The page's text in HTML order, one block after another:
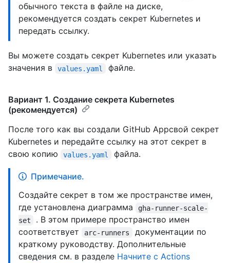
обычного текста в файле на диске,
рекомендуется создать секрет Kubernetes и
передать ссылку.
Вы можете создать секрет Kubernetes или указать
значения в
values.yaml файле.
Вариант 1. Создание секрета Kubernetes
(рекомендуется)
После того как вы создали GitHub Appсвой секрет
Kubernetes и передайте ссылку на этот секрет в
свою копию
values.yaml файла.
Примечание.
Создайте секрет в том же пространстве имен,
где установлена диаграмма
gha-runner-scale-
set
. В этом примере пространство имен
соответствует
arc-runners
документации по
краткому руководству. Дополнительные
сведения см. в разделе Начните с Actions